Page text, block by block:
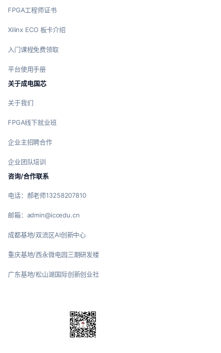
FPGA工程师证书
Xilinx ECO 板卡介绍
入门课程免费领取
平台使用手册
关于成电国芯
关于我们
FPGA线下就业班
企业主招聘合作
企业团队培训
咨询/合作联系
电话：郝老师13258207810
邮箱：admin@iccedu.cn
成都基地/双流区AI创新中心
重庆基地/西永微电园三期研发楼
广东基地/松山湖国际创新创业社